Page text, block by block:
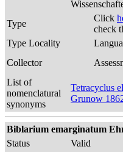
Type
Click
check
Type Locality
Collector
List of
nomenclatural
synonyms
Tetracyclus
Grunow
Biblarium emarginatum
Status
Valid